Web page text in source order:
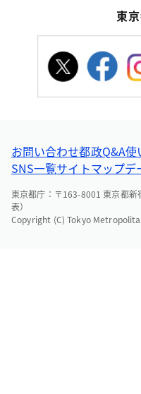
東
お問い合わせ都政Q&A使
SNS一覧サイトマップデ
東京都庁：〒163-8001 東京都
表）
Copyright (C) Tokyo